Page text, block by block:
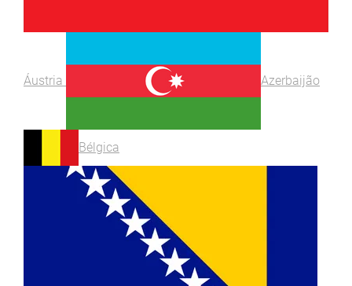
Áustria Azerbaijão
Bélgica